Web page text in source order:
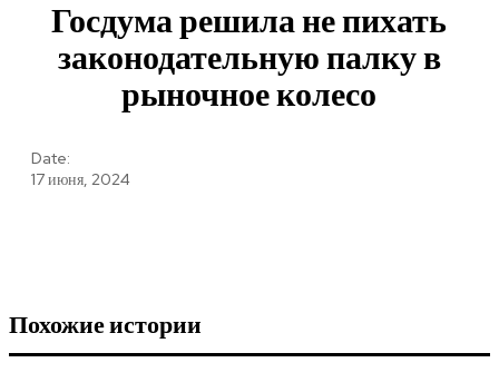
Госдума решила не пихать
законодательную палку в
рыночное колесо
Date:
17 июня, 2024
Похожие истории